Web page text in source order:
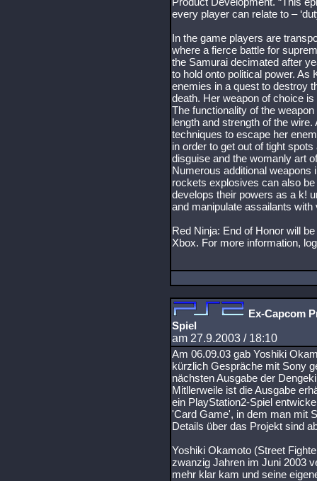
every player can relate to –
In the game players are
where a fierce battle for
the Samurai decimated after
to hold onto political power. As
enemies in a quest to destroy
death. Her weapon of choice
The functionality of the
length and strength of the
techniques to escape her
in order to get out of tight
disguise and the womanly art
Numerous additional
rockets explosives can also
develops their powers as a k!
and manipulate assailants
Red Ninja: End of Honor will
Xbox. For more information,
Ex-Capcom
Spiel
am 27.9.2003 / 18:10
Am 06.09.03 gab Yoshiki
kürzlich Gespräche mit Sony
nächsten Ausgabe der
Mitllerweile ist die Ausgabe
ein PlayStation2-Spiel
'Card Game', in dem man mit
Details über das Projekt sind
Yoshiki Okamoto (Street
zwanzig Jahren im Juni 2003
mehr klar kam und seine